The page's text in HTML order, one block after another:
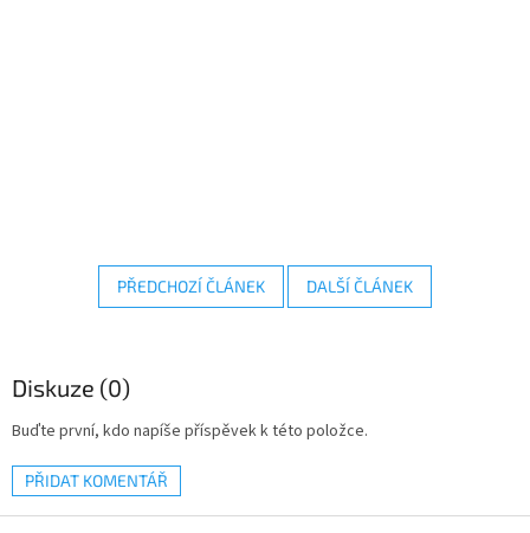
PŘEDCHOZÍ ČLÁNEK DALŠÍ ČLÁNEK
Diskuze (0)
Buďte první, kdo napíše příspěvek k této položce.
PŘIDAT KOMENTÁŘ